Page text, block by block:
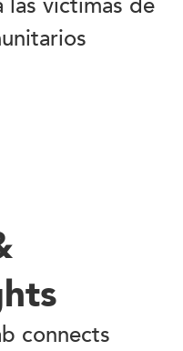
las víctimas de
connects